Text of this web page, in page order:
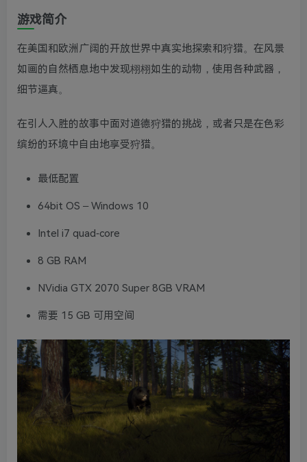
游戏简介
在美国和欧洲广阔的开放世界中真实地探索和狩猎。在风景
如画的自然栖息地中发现栩栩如生的动物，使用各种武器，
细节逼真。
在引人入胜的故事中面对道德狩猎的挑战，或者只是在色彩
缤纷的环境中自由地享受狩猎。
最低配置
64bit OS – Windows 10
Intel i7 quad-core
8 GB RAM
NVidia GTX 2070 Super 8GB VRAM
需要 15 GB 可用空间